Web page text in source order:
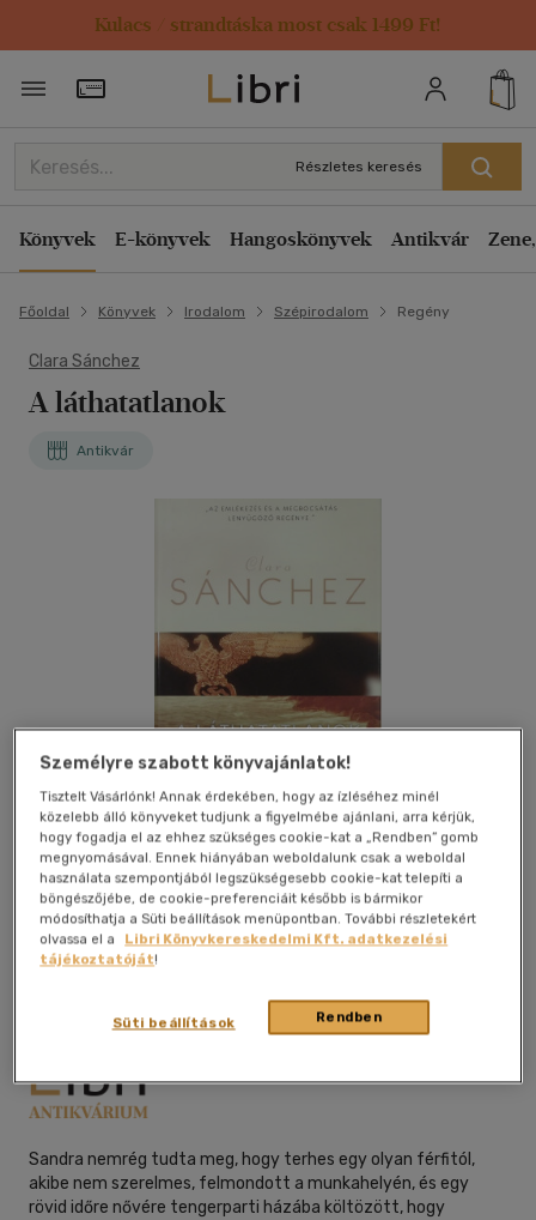
Kulacs / strandtáska most csak 1499 Ft!
Törzsvásárlói Kártya adatai
Részletes keresés
Könyvek E-könyvek Hangoskönyvek Antikvár
Főoldal Könyvek Irodalom Szépirodalom Regény
Clara Sánchez
A láthatatlanok
Antikvár
Kívánságlistához adom
magyar nyelvű|keménytábla,
|364 oldal
Sandra nemrég tudta meg, hogy terhes egy olyan férfitól,
akibe nem szerelmes, felmondott a munkahelyén, és egy
rövid időre nővére tengerparti házába költözött, hogy
Személyre szabott könyvajánlatok!
Tisztelt Vásárlónk! Annak érdekében, hogy az ízléséhez minél
közelebb álló könyveket tudjunk a figyelmébe ajánlani, arra kérjük,
hogy fogadja el az ehhez szükséges cookie-kat a „Rendben” gomb
megnyomásával. Ennek hiányában weboldalunk csak a weboldal
használata szempontjából legszükségesebb cookie-kat telepíti a
böngészőjébe, de cookie-preferenciáit később is bármikor
módosíthatja a Süti beállítások menüpontban. További részletekért
olvassa el a
Libri Könyvkereskedelmi Kft. adatkezelési
tájékoztatóját!
Rendben
Süti beállítások